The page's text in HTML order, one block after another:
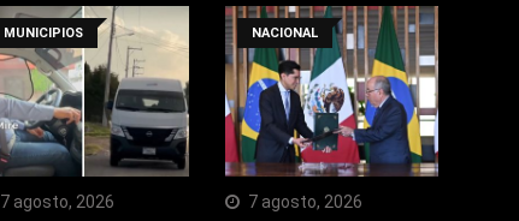
MUNICIPIOS
7 agosto, 2026
NACIONAL
7 agosto, 2026